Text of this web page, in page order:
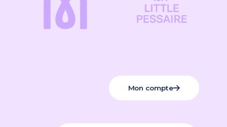
Mon compte